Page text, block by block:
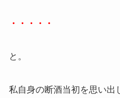
・・・・・
と。
私自身の断酒当初を思い出